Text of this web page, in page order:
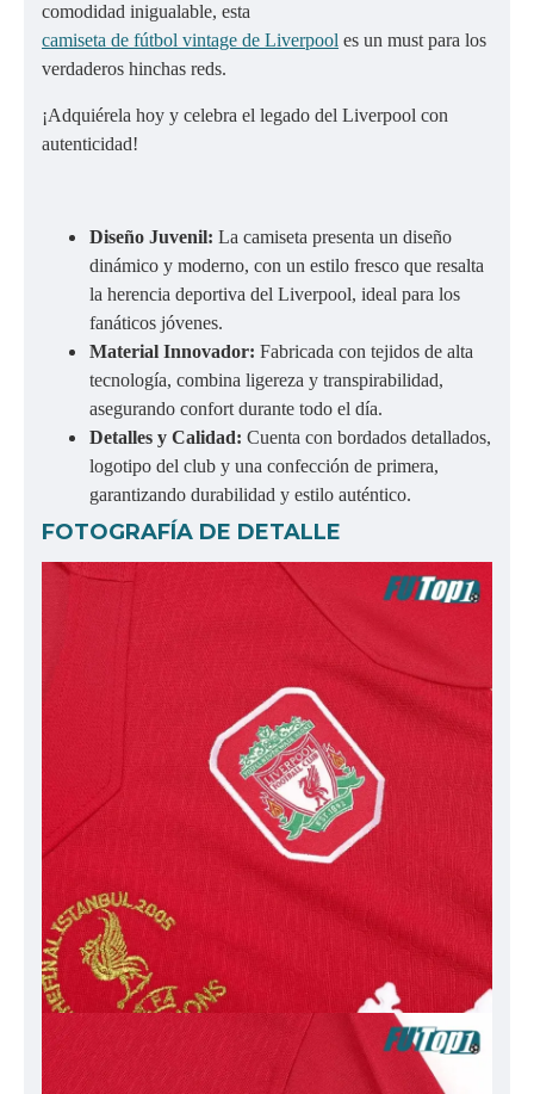
comodidad inigualable, esta
camiseta de fútbol vintage de Liverpool es un must para los
verdaderos hinchas reds.
¡Adquiérela hoy y celebra el legado del Liverpool con
autenticidad!
Diseño Juvenil: La camiseta presenta un diseño
dinámico y moderno, con un estilo fresco que resalta
la herencia deportiva del Liverpool, ideal para los
fanáticos jóvenes.
Material Innovador: Fabricada con tejidos de alta
tecnología, combina ligereza y transpirabilidad,
asegurando confort durante todo el día.
Detalles y Calidad: Cuenta con bordados detallados,
logotipo del club y una confección de primera,
garantizando durabilidad y estilo auténtico.
FOTOGRAFÍA DE DETALLE